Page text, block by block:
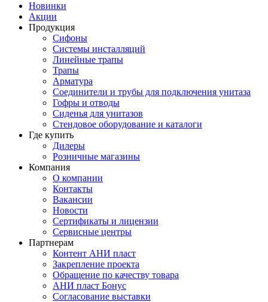
Новинки
Акции
Продукция
Сифоны
Системы инсталляций
Линейные трапы
Трапы
Арматура
Соединители и трубы для подключения унитаза
Гофры и отводы
Сиденья для унитазов
Стендовое оборудование и каталоги
Где купить
Дилеры
Розничные магазины
Компания
О компании
Контакты
Вакансии
Новости
Сертификаты и лицензии
Сервисные центры
Партнерам
Контент АНИ пласт
Закрепление проекта
Обращение по качеству товара
АНИ пласт Бонус
Согласование выставки